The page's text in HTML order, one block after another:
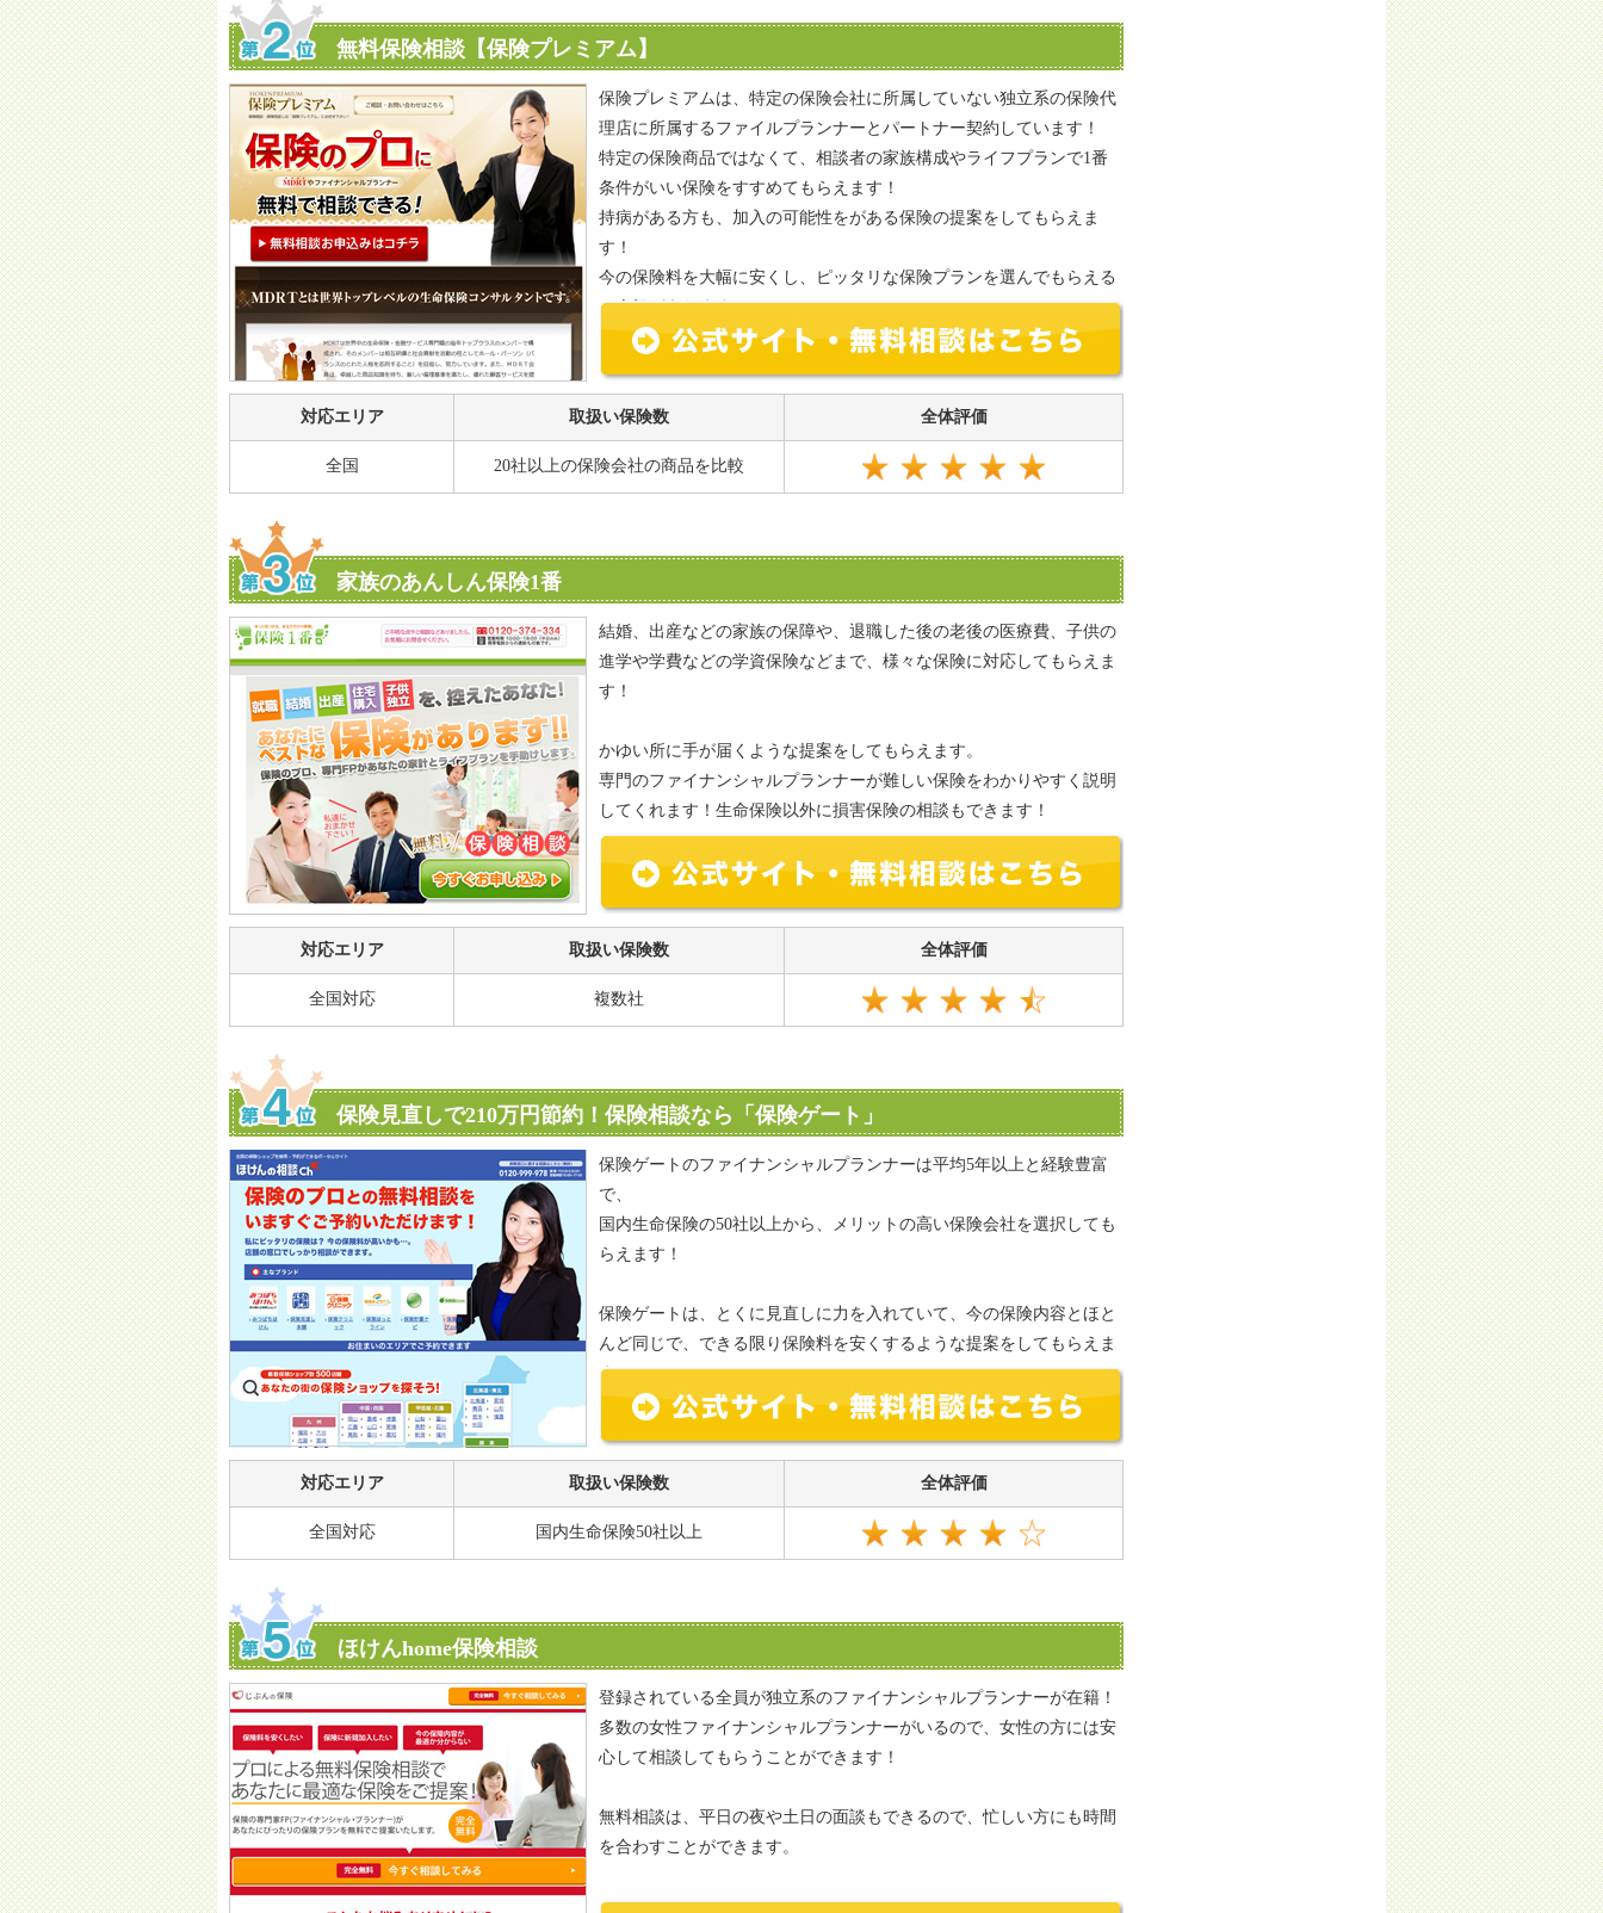
無料保険相談【保険プレミアム】
保険プレミアムは、特定の保険会社に所属していない独立系の保険代
理店に所属するファイルプランナーとパートナー契約しています！
特定の保険商品ではなくて、相談者の家族構成やライフプランで1番
条件がいい保険をすすめてもらえます！
持病がある方も、加入の可能性をがある保険の提案をしてもらえま
す！
今の保険料を大幅に安くし、ピッタリな保険プランを選んでもらえる
と人気があります！
対応エリア 取扱い保険数 全体評価
全国 20社以上の保険会社の商品を比較
家族のあんしん保険1番
結婚、出産などの家族の保障や、退職した後の老後の医療費、子供の
進学や学費などの学資保険などまで、様々な保険に対応してもらえま
す！
かゆい所に手が届くような提案をしてもらえます。
専門のファイナンシャルプランナーが難しい保険をわかりやすく説明
してくれます！生命保険以外に損害保険の相談もできます！
対応エリア 取扱い保険数 全体評価
全国対応 複数社
保険見直しで210万円節約！保険相談なら「保険ゲート」
保険ゲートのファイナンシャルプランナーは平均5年以上と経験豊富
で、
国内生命保険の50社以上から、メリットの高い保険会社を選択しても
らえます！
保険ゲートは、とくに見直しに力を入れていて、今の保険内容とほと
んど同じで、できる限り保険料を安くするような提案をしてもらえま
す！
対応エリア 取扱い保険数 全体評価
全国対応 国内生命保険50社以上
ほけんhome保険相談
登録されている全員が独立系のファイナンシャルプランナーが在籍！
多数の女性ファイナンシャルプランナーがいるので、女性の方には安
心して相談してもらうことができます！
無料相談は、平日の夜や土日の面談もできるので、忙しい方にも時間
を合わすことができます。